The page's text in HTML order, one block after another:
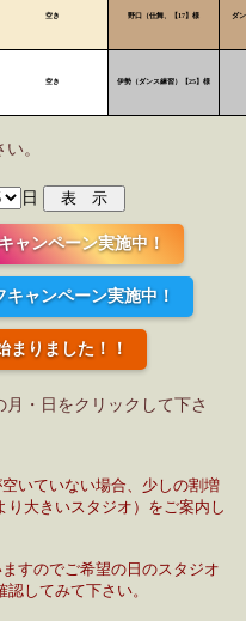
空き 野口（仕舞、【17】様 ダ
空き 伊勢（ダンス練習）【25】様
。
日
ャンペーン実施中！
ャンペーン実施中！
まりました！！
・日をクリックして下さ
いていない場合、少しの割増
大きいスタジオ）をご案内し
すのでご希望の日のスタジオ
してみて下さい。